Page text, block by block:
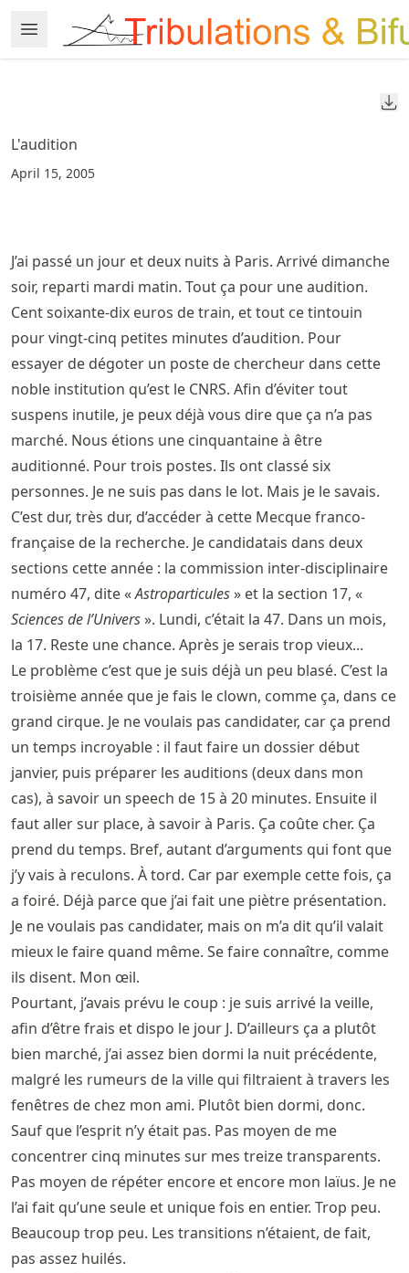
to
article
to
content
Open Menu
Made with MyST
L'audition
April 15, 2005
J’ai passé un jour et deux nuits à Paris. Arrivé dimanche
soir, reparti mardi matin. Tout ça pour une audition.
Cent soixante-dix euros de train, et tout ce tintouin
pour vingt-cinq petites minutes d’audition. Pour
essayer de dégoter un poste de chercheur dans cette
noble institution qu’est le CNRS. Afin d’éviter tout
suspens inutile, je peux déjà vous dire que ça n’a pas
marché. Nous étions une cinquantaine à être
auditionné. Pour trois postes. Ils ont classé six
personnes. Je ne suis pas dans le lot. Mais je le savais.
C’est dur, très dur, d’accéder à cette Mecque franco-
française de la recherche. Je candidatais dans deux
sections cette année : la commission inter-disciplinaire
numéro 47, dite «Astroparticules» et la section 17, «
Sciences de l’Univers». Lundi, c’était la 47. Dans un mois,
la 17. Reste une chance. Après je serais trop vieux...
Le problème c’est que je suis déjà un peu blasé. C’est la
troisième année que je fais le clown, comme ça, dans ce
grand cirque. Je ne voulais pas candidater, car ça prend
un temps incroyable : il faut faire un dossier début
janvier, puis préparer les auditions (deux dans mon
cas), à savoir un speech de 15 à 20 minutes. Ensuite il
faut aller sur place, à savoir à Paris. Ça coûte cher. Ça
prend du temps. Bref, autant d’arguments qui font que
j’y vais à reculons. À tord. Car par exemple cette fois, ça
a foiré. Déjà parce que j’ai fait une piètre présentation.
Je ne voulais pas candidater, mais on m’a dit qu’il valait
mieux le faire quand même. Se faire connaître, comme
ils disent. Mon œil.
Pourtant, j’avais prévu le coup : je suis arrivé la veille,
afin d’être frais et dispo le jour J. D’ailleurs ça a plutôt
bien marché, j’ai assez bien dormi la nuit précédente,
malgré les rumeurs de la ville qui filtraient à travers les
fenêtres de chez mon ami. Plutôt bien dormi, donc.
Sauf que l’esprit n’y était pas. Pas moyen de me
concentrer cinq minutes sur mes treize transparents.
Pas moyen de répéter encore et encore mon laïus. Je ne
l’ai fait qu’une seule et unique fois en entier. Trop peu.
Beaucoup trop peu. Les transitions n’étaient, de fait,
pas assez huilés.